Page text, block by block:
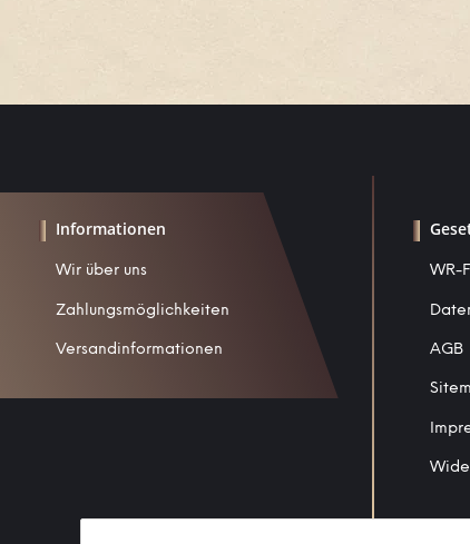
Informationen
Wir über uns
Zahlungsmöglichkeiten
Versandinformationen
WR-
AGB